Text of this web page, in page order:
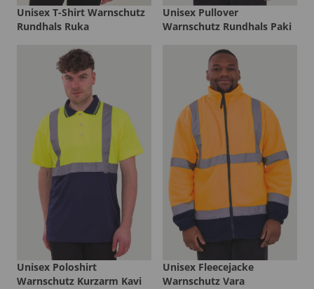
Unisex T-Shirt Warnschutz
Rundhals Ruka
Unisex Pullover
Warnschutz Rundhals Paki
Unisex Poloshirt
Warnschutz Kurzarm Kavi
Unisex Fleecejacke
Warnschutz Vara